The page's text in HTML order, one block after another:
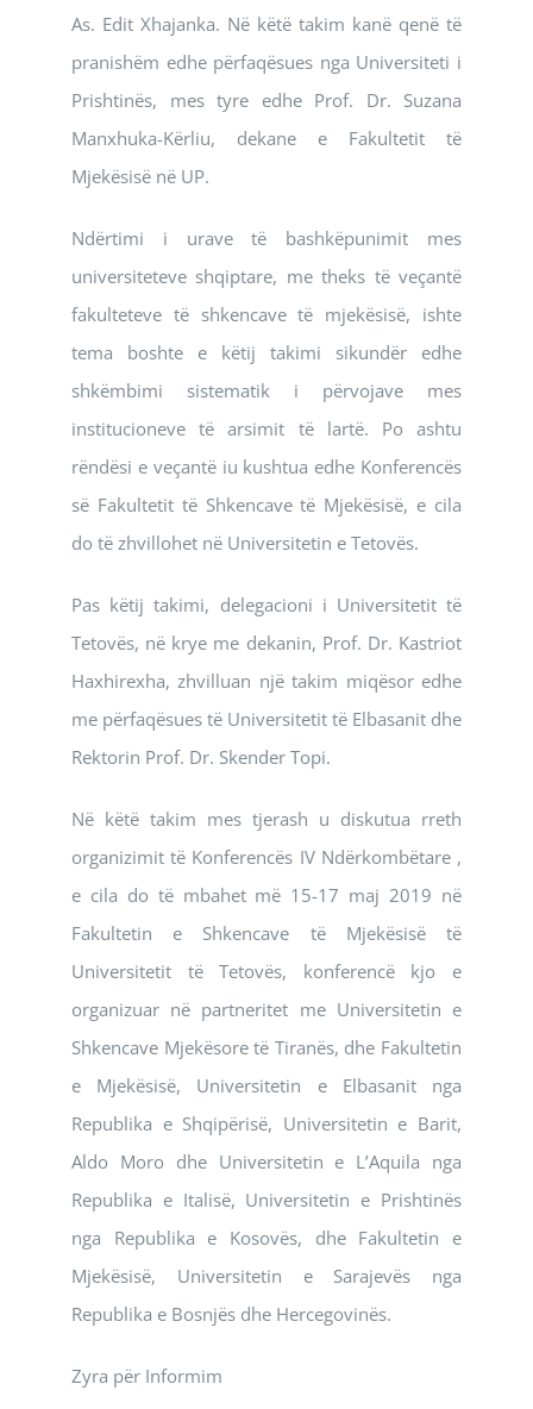
As. Edit Xhajanka. Në këtë takim kanë qenë të
pranishëm edhe përfaqësues nga Universiteti i
Prishtinës, mes tyre edhe Prof. Dr. Suzana
Manxhuka-Kërliu, dekane e Fakultetit të
Mjekësisë në UP.
Ndërtimi i urave të bashkëpunimit mes
universiteteve shqiptare, me theks të veçantë
fakulteteve të shkencave të mjekësisë, ishte
tema boshte e këtij takimi sikundër edhe
shkëmbimi sistematik i përvojave mes
institucioneve të arsimit të lartë. Po ashtu
rëndësi e veçantë iu kushtua edhe Konferencës
së Fakultetit të Shkencave të Mjekësisë, e cila
do të zhvillohet në Universitetin e Tetovës.
Pas këtij takimi, delegacioni i Universitetit të
Tetovës, në krye me dekanin, Prof. Dr. Kastriot
Haxhirexha, zhvilluan një takim miqësor edhe
me përfaqësues të Universitetit të Elbasanit dhe
Rektorin Prof. Dr. Skender Topi.
Në këtë takim mes tjerash u diskutua rreth
organizimit të Konferencës IV Ndërkombëtare ,
e cila do të mbahet më 15-17 maj 2019 në
Fakultetin e Shkencave të Mjekësisë të
Universitetit të Tetovës, konferencë kjo e
organizuar në partneritet me Universitetin e
Shkencave Mjekësore të Tiranës, dhe Fakultetin
e Mjekësisë, Universitetin e Elbasanit nga
Republika e Shqipërisë, Universitetin e Barit,
Aldo Moro dhe Universitetin e L’Aquila nga
Republika e Italisë, Universitetin e Prishtinës
nga Republika e Kosovës, dhe Fakultetin e
Mjekësisë, Universitetin e Sarajevës nga
Republika e Bosnjës dhe Hercegovinës.
Zyra për Informim